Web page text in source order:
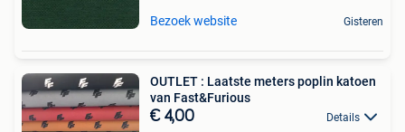
Bezoek website Gisteren
OUTLET : Laatste meters poplin katoen
van Fast&Furious
€ 4,00 Details